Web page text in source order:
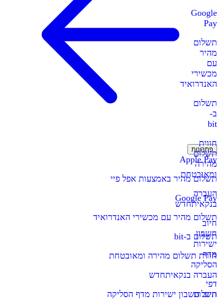
Google
Pay
תשלום
מהיר
עם
מכשירי
האנדרואיד
תשלום
ב-
bit
חווית
תשלום
מהירה
ומאובטחת
העברה
בנקאיתחדש
חיוב
חשבון
ישירות
מדף
הסליקה
דפי
תשלום
פתרונות
Apple Pay
תשלום מהיר באמצעות אפל פיי
Google Pay
תשלום מהיר עם מכשירי האנדרואיד
תשלום ב-bit
חווית תשלום מהירה ומאובטחת
העברה בנקאיתחדש
חיוב חשבון ישירות מדף הסליקה